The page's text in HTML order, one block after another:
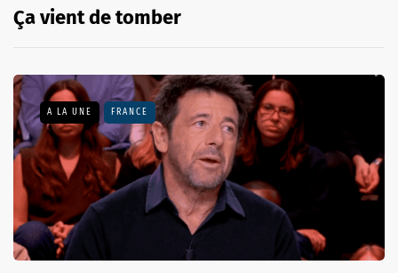
Ça vient de tomber
A LA UNE FRANCE